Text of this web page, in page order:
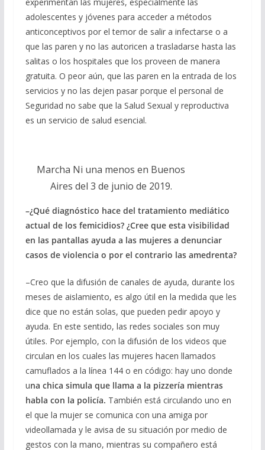
adolescentes y jóvenes para acceder a métodos
anticonceptivos por el temor de salir a infectarse o a
que las paren y no las autoricen a trasladarse hasta las
salitas o los hospitales que los proveen de manera
gratuita. O peor aún, que las paren en la entrada de los
servicios y no las dejen pasar porque el personal de
Seguridad no sabe que la Salud Sexual y reproductiva
es un servicio de salud esencial.
Marcha Ni una menos en Buenos
Aires del 3 de junio de 2019.
–¿Qué diagnóstico hace del tratamiento mediático
actual de los femicidios? ¿Cree que esta visibilidad
en las pantallas ayuda a las mujeres a denunciar
casos de violencia o por el contrario las amedrenta?
–Creo que la difusión de canales de ayuda, durante los
meses de aislamiento, es algo útil en la medida que les
dice que no están solas, que pueden pedir apoyo y
ayuda. En este sentido, las redes sociales son muy
útiles. Por ejemplo, con la difusión de los videos que
circulan en los cuales las mujeres hacen llamados
camuflados a la línea 144 o en código: hay uno donde
una chica simula que llama a la pizzería mientras
habla con la policía. También está circulando uno en
el que la mujer se comunica con una amiga por
videollamada y le avisa de su situación por medio de
gestos con la mano, mientras su compañero está